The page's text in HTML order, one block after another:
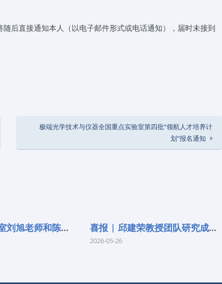
后直接通知本人（以电子邮件形式或电话通知），届时未接到
极端光学技术与仪器全国重点实验室第四批“领航人才培养计
划”报名通知
喜报 | 本实验室刘旭老师和陈红胜老师荣 喜报 | 邱建荣教授团队研究成果入选20
2026-05-26